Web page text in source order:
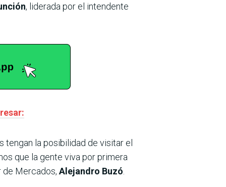
, liderada por el intendente
tengan la posibilidad de visitar el
que la gente viva por primera
de Mercados, Alejandro Buzó